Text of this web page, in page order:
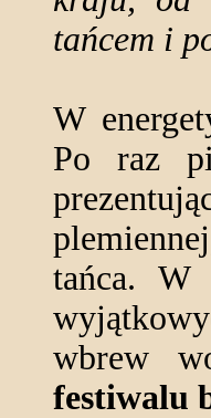
tańcem i
W
Po raz
tańca. W
wbrew
festiwalu